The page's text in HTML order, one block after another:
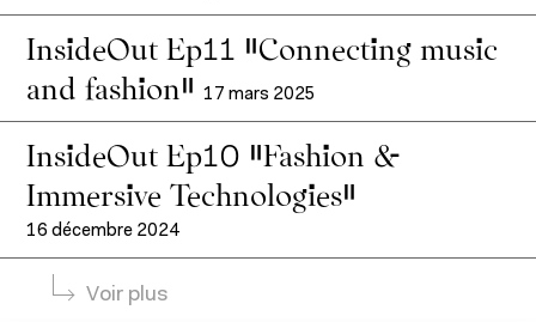
À propos de l'IFM
Corps professoral
Formation continue
Relations entreprises
InsideOut Ep11 “Connecting music
and fashion” 17 mars 2025
InsideOut Ep10 “Fashion &
Immersive Technologies”
16 décembre 2024
Voir plus